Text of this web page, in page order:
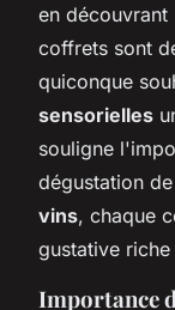
en découvrant
coffrets sont
quiconque
sensorielles
souligne
dégustation
vins, chaque
gustative
Importance